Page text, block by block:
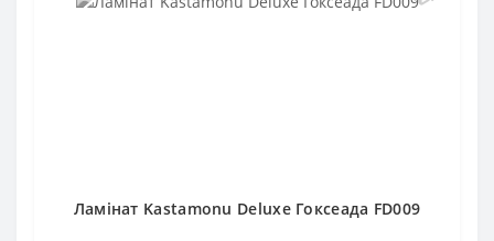
Ламінат Kastamonu Deluxe Гоксеада FD009